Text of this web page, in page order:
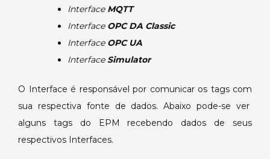
Interface MQTT
Interface OPC DA Classic
Interface OPC UA
Interface Simulator
O Interface é responsável por comunicar os tags com
sua respectiva fonte de dados. Abaixo pode-se ver
alguns tags do EPM recebendo dados de seus
respectivos Interfaces.